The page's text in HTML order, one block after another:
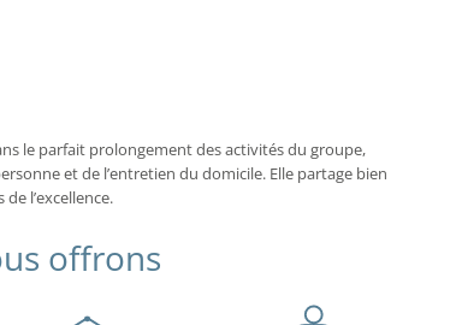
le parfait prolongement des activités du groupe,
et de l’entretien du domicile. Elle partage bien
l’excellence.
offrons